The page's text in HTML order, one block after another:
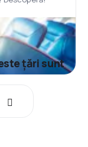
țări sunt